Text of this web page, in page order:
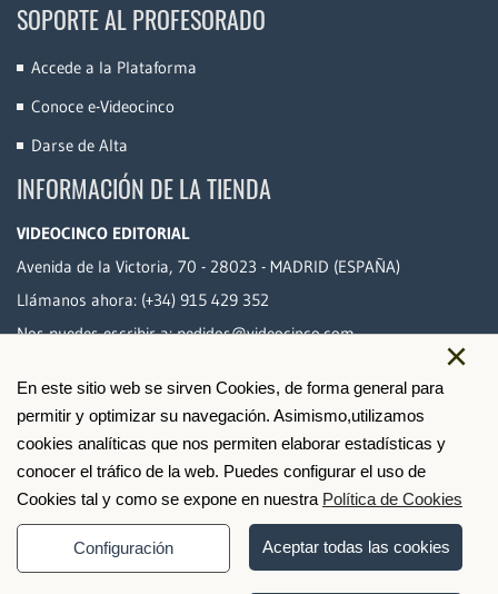
×
En este sitio web se sirven Cookies, de forma general para
permitir y optimizar su navegación. Asimismo,utilizamos
cookies analíticas que nos permiten elaborar estadísticas y
conocer el tráfico de la web. Puedes configurar el uso de
Cookies tal y como se expone en nuestra Política de Cookies
Configuración Aceptar todas las cookies
SOPORTE AL PROFESORADO
Accede a la Plataforma
Conoce e-Videocinco
Darse de Alta
INFORMACIÓN DE LA TIENDA
VIDEOCINCO EDITORIAL
Avenida de la Victoria, 70 - 28023 - MADRID (ESPAÑA)
Llámanos ahora: (+34) 915 429 352
Nos puedes escribir a:pedidos@videocinco.com
PAGO SEGURO